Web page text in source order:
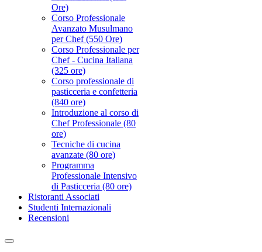
Ore)
Corso Professionale
Avanzato Musulmano
per Chef (550 Ore)
Corso Professionale per
Chef - Cucina Italiana
(325 ore)
Corso professionale di
pasticceria e confetteria
(840 ore)
Introduzione al corso di
Chef Professionale (80
ore)
Tecniche di cucina
avanzate (80 ore)
Programma
Professionale Intensivo
di Pasticceria (80 ore)
Ristoranti Associati
Studenti Internazionali
Recensioni